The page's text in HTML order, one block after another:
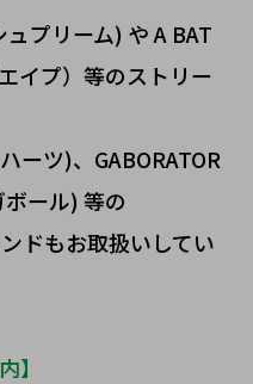
プリーム) や A BAT
イプ）等のストリー
ーツ)、GABORATOR
ール) 等の
ドもお取扱いしてい
】